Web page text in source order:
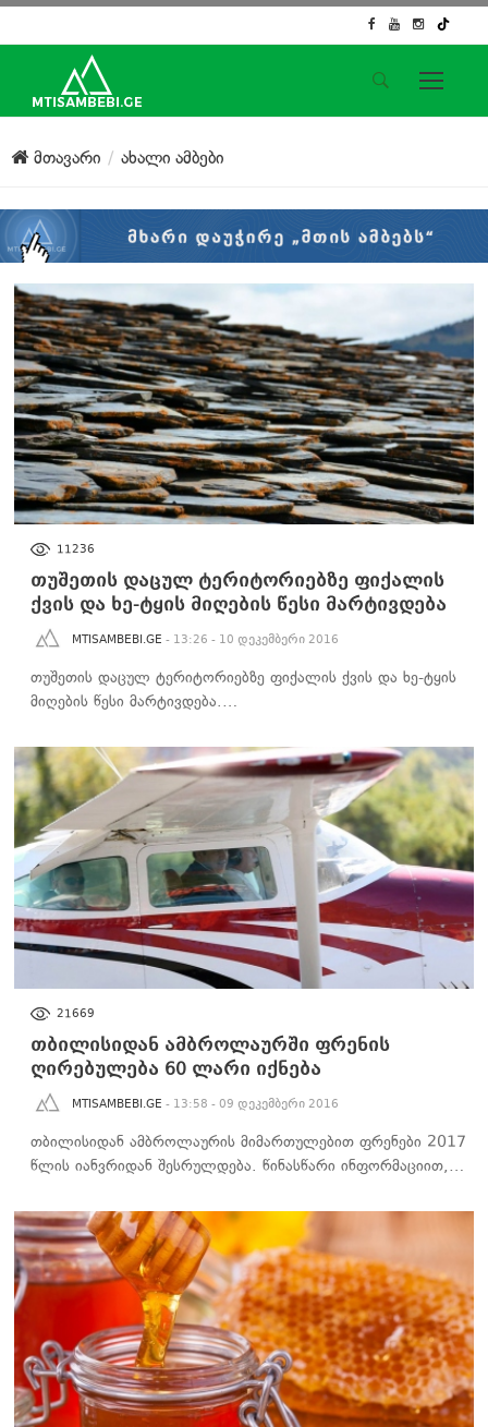
საიტის მენიუ
მთავარი
ქართული საქმე
ჩვენ შესახებ
კონტაქტი
სოციალური ქსელები
მთავარი ახალი ამბები
11236
თუშეთის დაცულ ტერიტორიებზე ფიქალის
ქვის და ხე-ტყის მიღების წესი მარტივდება
MTISAMBEBI.GE - 13:26 - 10 დეკემბერი 2016
თუშეთის დაცულ ტერიტორიებზე ფიქალის ქვის და ხე-ტყის
მიღების წესი მარტივდება.…
21669
თბილისიდან ამბროლაურში ფრენის
ღირებულება 60 ლარი იქნება
MTISAMBEBI.GE - 13:58 - 09 დეკემბერი 2016
თბილისიდან ამბროლაურის მიმართულებით ფრენები 2017
წლის იანვრიდან შესრულდება. წინასწარი ინფორმაციით,…